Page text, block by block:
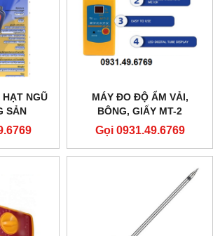
NGŨ
SẢN
MÁY ĐO ĐỘ ẨM VẢI,
BÔNG, GIẤY MT-2
Gọi 0931.49.6769